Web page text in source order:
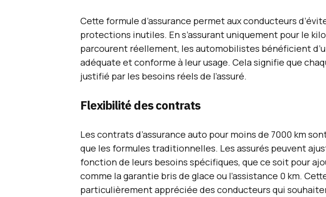
Cette formule d’assurance permet aux conducteurs
protections inutiles. En s’assurant uniquement pour le
parcourent réellement, les automobilistes bénéficient
adéquate et conforme à leur usage. Cela signifie que
justifié par les besoins réels de l’assuré.
Flexibilité des contrats
Les contrats d’assurance auto pour moins de 7000 km
que les formules traditionnelles. Les assurés peuvent
fonction de leurs besoins spécifiques, que ce soit pour
comme la garantie bris de glace ou l’assistance 0 km.
particulièrement appréciée des conducteurs qui